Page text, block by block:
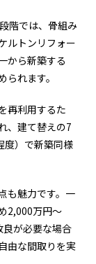
階では、骨組み
ルトンリフォー
から新築する
れます。
再利用するた
、建て替えの7
度）で新築同様
も魅力です。一
2,000万円〜
が必要な場合
由な間取りを実